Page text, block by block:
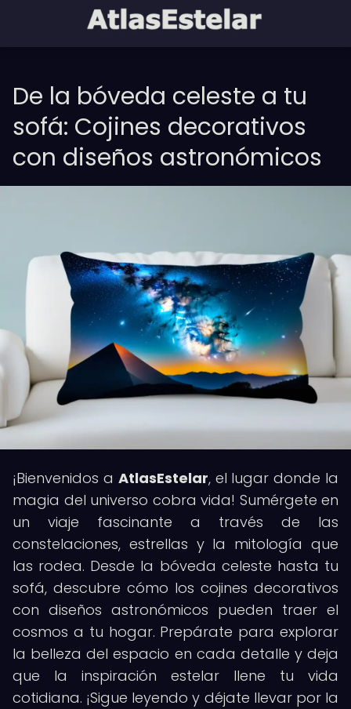
De la bóveda celeste a tu
sofá: Cojines decorativos
con diseños astronómicos
¡Bienvenidos a AtlasEstelar, el lugar donde la
magia del universo cobra vida! Sumérgete en
un viaje fascinante a través de las
constelaciones, estrellas y la mitología que
las rodea. Desde la bóveda celeste hasta tu
sofá, descubre cómo los cojines decorativos
con diseños astronómicos pueden traer el
cosmos a tu hogar. Prepárate para explorar
la belleza del espacio en cada detalle y deja
que la inspiración estelar llene tu vida
cotidiana. ¡Sigue leyendo y déjate llevar por la